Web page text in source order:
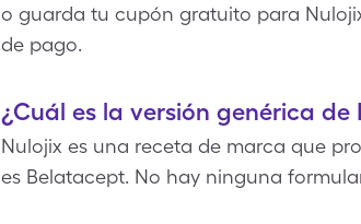
o guarda tu cupón gratuito para
de pago.
¿Cuál es la versión genérica de
Nulojix es una receta de marca que
es Belatacept. No hay ninguna